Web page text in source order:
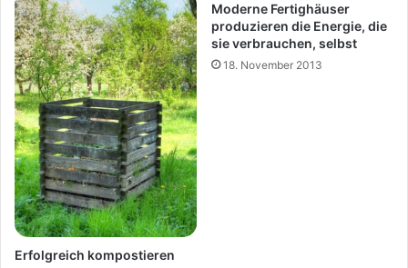
Erfolgreich kompostieren
Moderne Fertighäuser
produzieren die Energie, die
sie verbrauchen, selbst
18. November 2013